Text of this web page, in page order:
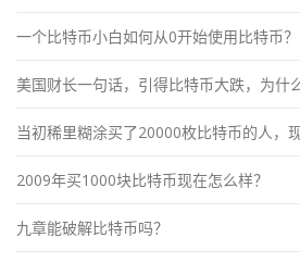
一个比特币小白如何从0开始使用比特币？
美国财长一句话，引得比特币大跌，为什
当初稀里糊涂买了20000枚比特币的人，
2009年买1000块比特币现在怎么样？
九章能破解比特币吗？